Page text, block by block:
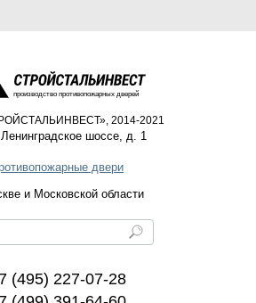
производство противопожарных дверей
2014-2021
Ленинградское шоссе, д. 1
двери
и Московской области
(495) 227-07-28